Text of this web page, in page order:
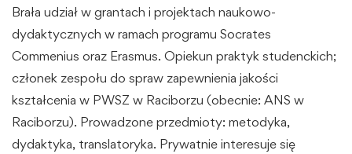
Brała udział w grantach i projektach naukowo-
dydaktycznych w ramach programu Socrates
Commenius oraz Erasmus. Opiekun praktyk studenckich;
członek zespołu do spraw zapewnienia jakości
kształcenia w PWSZ w Raciborzu (obecnie: ANS w
Raciborzu). Prowadzone przedmioty: metodyka,
dydaktyka, translatoryka. Prywatnie interesuje się